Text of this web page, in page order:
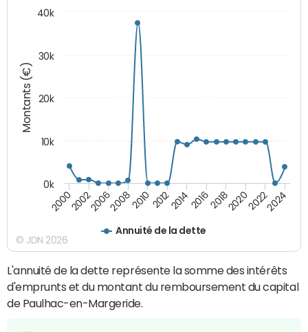
Montants (€)
Annuité de la dette
20002002200620082010 2012201420162018202020222024
0k
10k
20k
30k
40k
© JDN 2026
L'annuité de la dette représente la somme des intérêts
d'emprunts et du montant du remboursement du capital
de Paulhac-en-Margeride.